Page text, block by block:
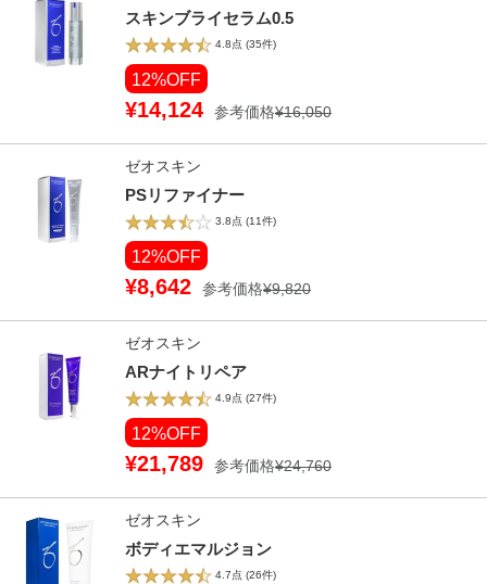
スキンブライセラム0.5
4.8点 (35件)
12%OFF
¥14,124 参考価格¥16,050
ゼオスキン
PSリファイナー
3.8点 (11件)
12%OFF
¥8,642 参考価格¥9,820
ゼオスキン
ARナイトリペア
4.9点 (27件)
12%OFF
¥21,789 参考価格¥24,760
ゼオスキン
ボディエマルジョン
4.7点 (26件)